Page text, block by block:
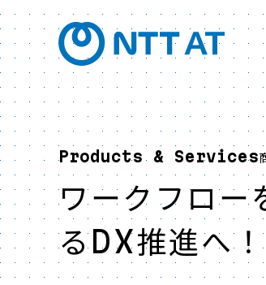
Products & Services
ワークフロー
るDX推進へ！